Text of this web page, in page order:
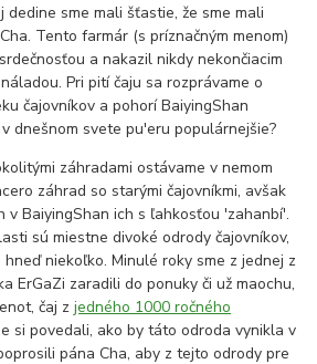
sme mali šťastie, že sme mali
Tento farmár (s príznačným menom)
a nakazil nikdy nekončiacim
Pri pití čaju sa rozprávame o
čajovníkov a pohorí BaiyingShan
dnešnom svete pu'eru populárnejšie?
záhradami ostávame v nemom
záhrad so starými čajovníkmi, avšak
v BaiyingShan ich s ľahkosťou 'zahanbí'.
sú miestne divoké odrody čajovníkov,
niekoľko. Minulé roky sme z jednej z
ErGaZi zaradili do ponuky či už maochu,
čaj zjedného 1000 ročného
si povedali, ako by táto odroda vynikla v
pána Cha, aby z tejto odrody pre